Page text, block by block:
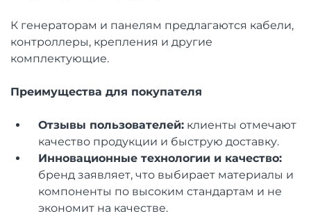
К генераторам и панелям предлагаются кабели,
контроллеры, крепления и другие
комплектующие.
Преимущества для покупателя
Отзывы пользователей: клиенты отмечают
качество продукции и быструю доставку.
Инновационные технологии и качество:
бренд заявляет, что выбирает материалы и
компоненты по высоким стандартам и не
экономит на качестве.